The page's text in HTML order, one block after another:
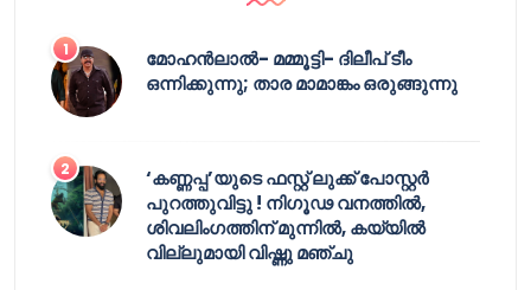
മോഹൻലാൽ- മമ്മൂട്ടി- ദിലീപ് ടീം
ഒന്നിക്കുന്നു; താര മാമാങ്കം ഒരുങ്ങുന്നു
‘കണ്ണപ്പ’യുടെ ഫസ്റ്റ് ലുക്ക് പോസ്റ്റർ
പുറത്തുവിട്ടു ! നിഗൂഢ വനത്തിൽ,
ശിവലിംഗത്തിന് മുന്നിൽ, കയ്യിൽ
വില്ലുമായി വിഷ്ണു മഞ്ചു